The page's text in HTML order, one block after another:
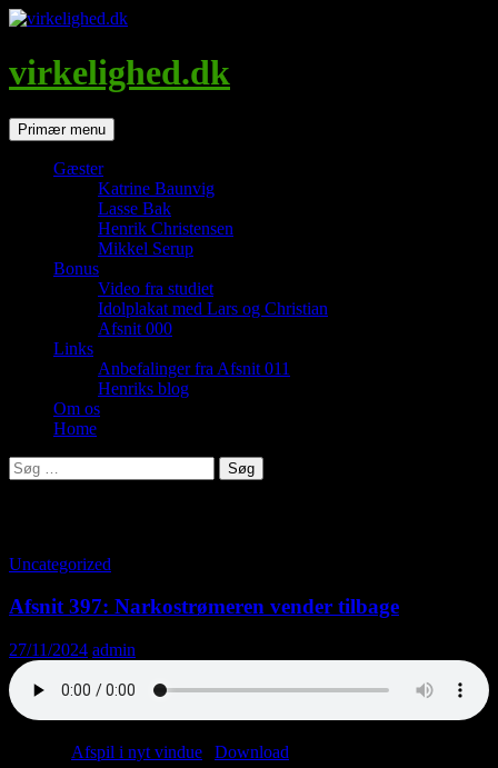
Hop
indhold
virkelighed.dk
SøgPrimær menu
Gæster
Katrine Baunvig
Lasse Bak
Henrik Christensen
Mikkel Serup
Bonus
Video fra studiet
Idolplakat med Lars og Christian
Afsnit 000
Links
Anbefalinger fra Afsnit 011
Henriks blog
Om os
Home
Søg
efter:
Uncategorized
Afsnit 397: Narkostrømeren vender tilbage
27/11/2024 admin
Afspil i nyt vindue Download